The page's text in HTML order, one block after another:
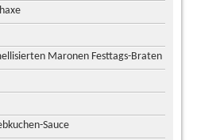
Maronen Festtags-Braten
Sauce